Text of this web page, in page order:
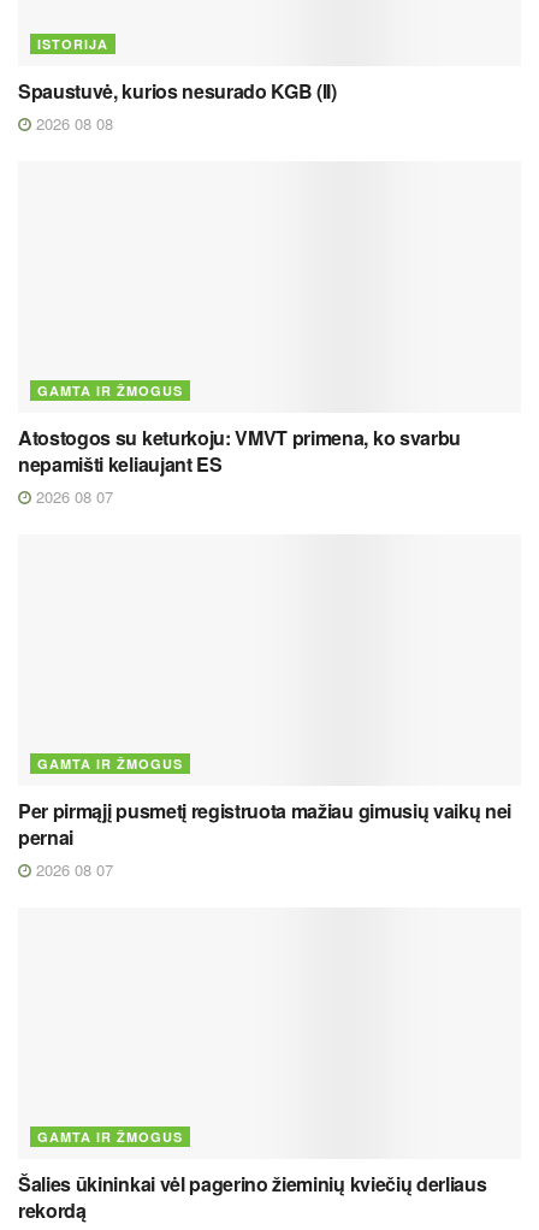
ISTORIJA
Spaustuvė, kurios nesurado KGB (II)
2026 08 08
GAMTA IR ŽMOGUS
Atostogos su keturkoju: VMVT primena, ko svarbu
nepamišti keliaujant ES
2026 08 07
GAMTA IR ŽMOGUS
Per pirmąjį pusmetį registruota mažiau gimusių vaikų nei
pernai
2026 08 07
GAMTA IR ŽMOGUS
Šalies ūkininkai vėl pagerino žieminių kviečių derliaus
rekordą